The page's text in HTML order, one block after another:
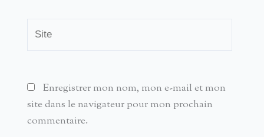
Enregistrer mon nom, mon e-mail et mon
site dans le navigateur pour mon prochain
commentaire.